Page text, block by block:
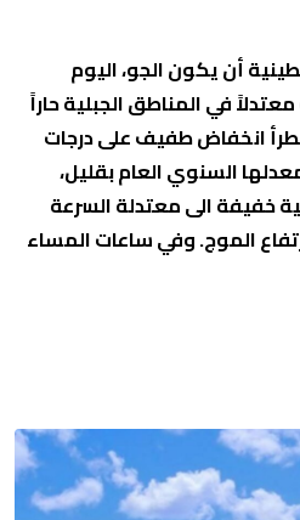
أن يكون الجو، اليوم
معتدلاً في المناطق الجبلية حاراً
انخفاض طفيف على درجات
السنوي العام بقليل،
خفيفة الى معتدلة السرعة
الموج. وفي ساعات المساء